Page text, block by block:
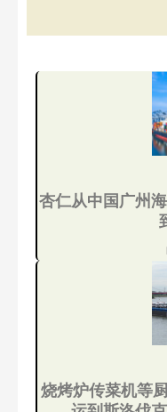
杏仁从中国广州
烧烤炉传菜机等